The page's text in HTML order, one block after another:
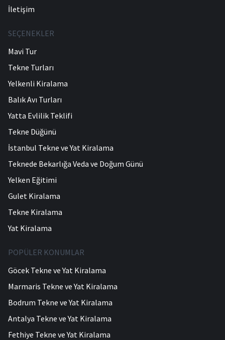
İletişim
SEÇENEKLER
Mavi Tur
Tekne Turları
Yelkenli Kiralama
Balık Avı Turları
Yatta Evlilik Teklifi
Tekne Düğünü
İstanbul Tekne ve Yat Kiralama
Teknede Bekarlığa Veda ve Doğum Günü
Yelken Eğitimi
Gulet Kiralama
Tekne Kiralama
Yat Kiralama
POPÜLER KONUMLAR
Göcek Tekne ve Yat Kiralama
Marmaris Tekne ve Yat Kiralama
Bodrum Tekne ve Yat Kiralama
Antalya Tekne ve Yat Kiralama
Fethiye Tekne ve Yat Kiralama